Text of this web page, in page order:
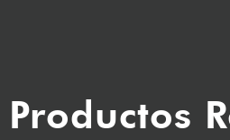
Productos